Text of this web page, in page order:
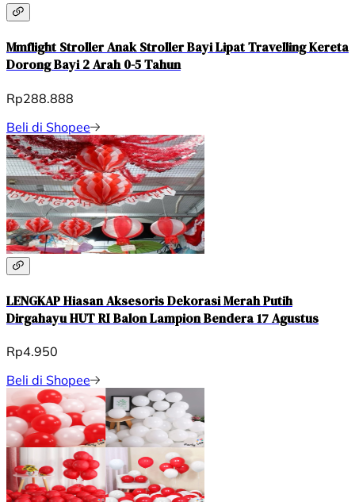
Mmflight Stroller Anak Stroller Bayi Lipat Travelling Kereta
Dorong Bayi 2 Arah 0-5 Tahun
Rp288.888
Beli di Shopee
LENGKAP Hiasan Aksesoris Dekorasi Merah Putih
Dirgahayu HUT RI Balon Lampion Bendera 17 Agustus
Rp4.950
Beli di Shopee